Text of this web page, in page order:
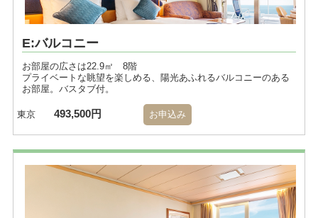
E:バルコニー
お部屋の広さは22.9㎡ 8階
プライベートな眺望を楽しめる、陽光あふれるバルコニーのある
お部屋。バスタブ付。
東京 493,500円 お申込み